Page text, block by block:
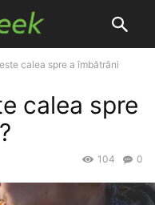
calea spre a îmbătrâni
calea spre
0
104